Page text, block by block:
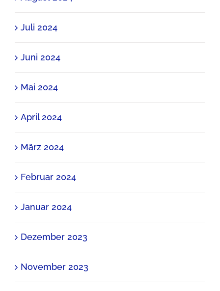
Juli 2024
Juni 2024
Mai 2024
April 2024
März 2024
Februar 2024
Januar 2024
Dezember 2023
November 2023